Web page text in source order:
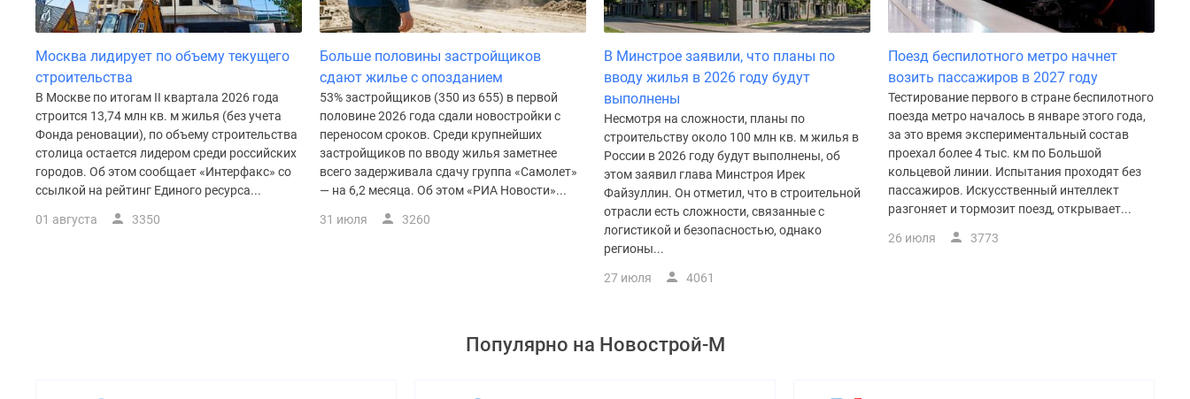
поселки
Строящиеся
поселки
Коттеджные
поселки
Коттеджные
поселки
Коттеджные
Москва лидирует по объему текущего
строительства
В Москве по итогам II квартала 2026 года
строится 13,74 млн кв. м жилья (без учета
Фонда реновации), по объему строительства
столица остается лидером среди российских
городов. Об этом сообщает «Интерфакс» со
ссылкой на рейтинг Единого ресурса...
01 августа 3350
Больше половины застройщиков
сдают жилье с опозданием
53% застройщиков (350 из 655) в первой
половине 2026 года сдали новостройки с
переносом сроков. Среди крупнейших
застройщиков по вводу жилья заметнее
всего задерживала сдачу группа «Самолет»
— на 6,2 месяца. Об этом «РИА Новости»...
31 июля 3260
В Минстрое заявили, что планы по
вводу жилья в 2026 году будут
выполнены
Несмотря на сложности, планы по
строительству около 100 млн кв. м жилья в
России в 2026 году будут выполнены, об
этом заявил глава Минстроя Ирек
Файзуллин. Он отметил, что в строительной
отрасли есть сложности, связанные с
логистикой и безопасностью, однако
регионы...
27 июля 4061
Поезд беспилотного метро начнет
возить пассажиров в 2027 году
Тестирование первого в стране беспилотного
поезда метро началось в январе этого года,
за это время экспериментальный состав
проехал более 4 тыс. км по Большой
кольцевой линии. Испытания проходят без
пассажиров. Искусственный интеллект
разгоняет и тормозит поезд, открывает...
26 июля 3773
Популярно на Новострой-М